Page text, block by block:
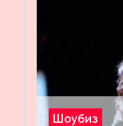
Шоубиз